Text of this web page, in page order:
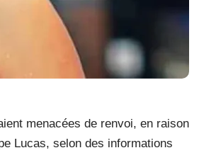
menacées de renvoi, en raison
Lucas, selon des informations